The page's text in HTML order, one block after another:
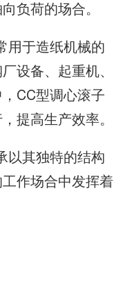
负荷的场合。
用于造纸机械的
设备、起重机、
CC型调心滚子
提高生产效率。
以其独特的结构
作场合中发挥着